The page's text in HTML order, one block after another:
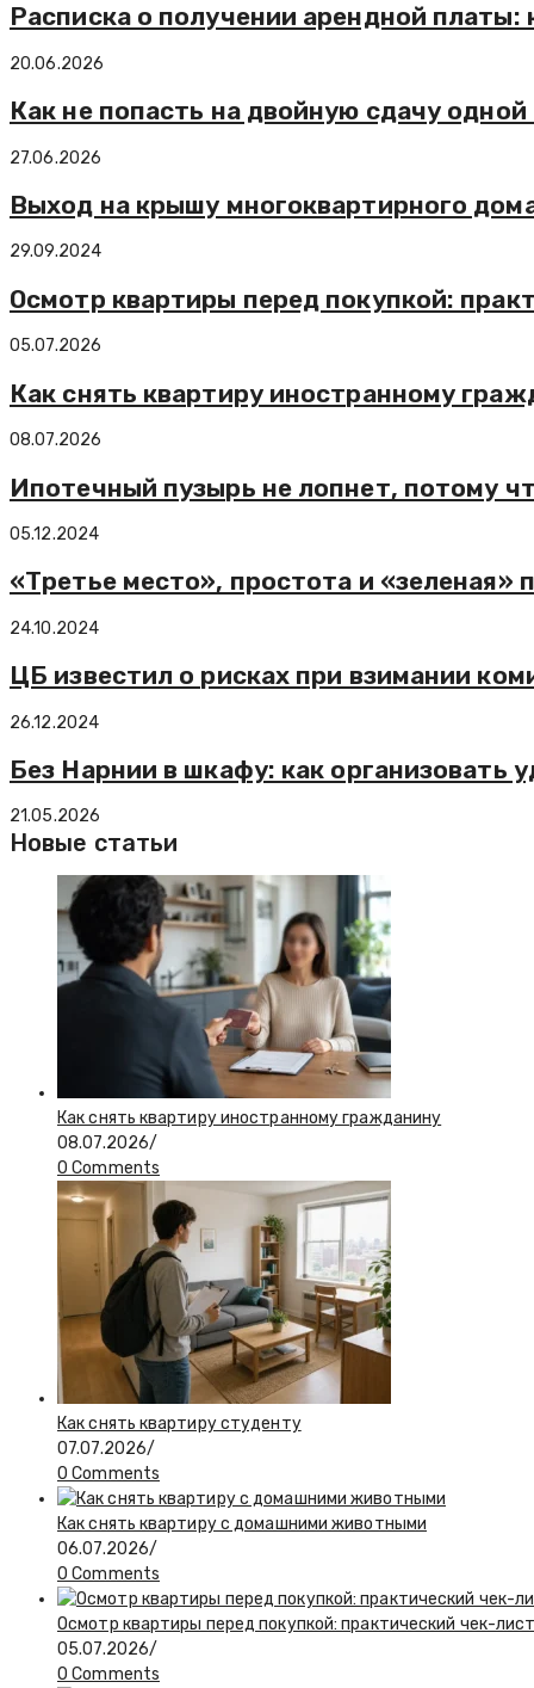
Расписка о получении арендной платы:
20.06.2026
Как не попасть на двойную сдачу
27.06.2026
Выход на крышу многоквартирного
29.09.2024
Осмотр квартиры перед покупкой:
05.07.2026
Как снять квартиру иностранному
08.07.2026
Ипотечный пузырь не лопнет, потому
05.12.2024
«Третье место», простота и
24.10.2024
ЦБ известил о рисках при взимании
26.12.2024
Без Нарнии в шкафу: как организовать
21.05.2026
Новые статьи
Как снять квартиру иностранному гражданину
08.07.2026/
0 Comments
Как снять квартиру студенту
07.07.2026/
0 Comments
Как снять квартиру с домашними животными
06.07.2026/
0 Comments
Осмотр квартиры перед покупкой: практический чек-
05.07.2026/
0 Comments